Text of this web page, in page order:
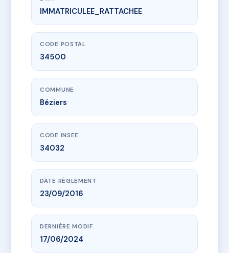
www.vme.plus/AC6780118
SDC Citadelle
12 r de la citadelle
IMMATRICULEE_RATTACHEE
CODE POSTAL
34500
COMMUNE
Béziers
CODE INSEE
34032
DATE RÈGLEMENT
23/09/2016
DERNIÈRE MODIF.
17/06/2024